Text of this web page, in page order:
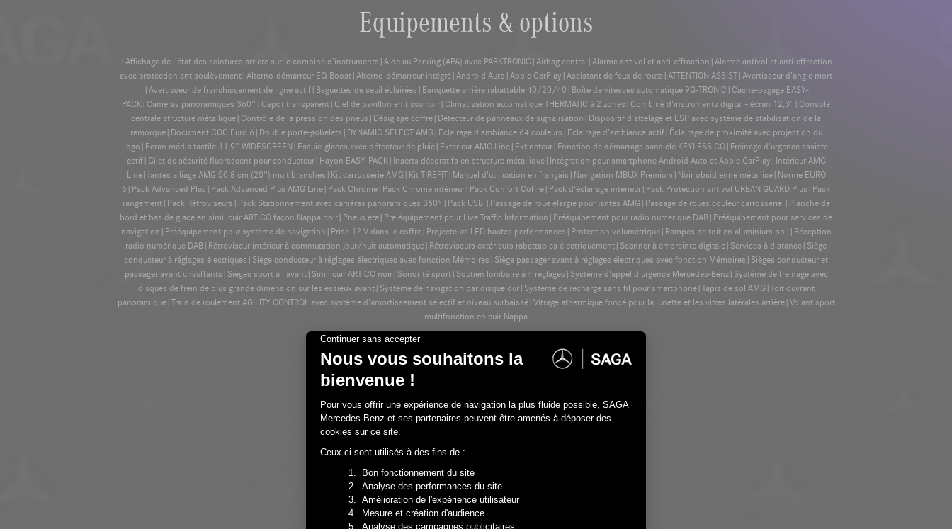
Equipements & options
|Affichage de l’état des ceintures arrière sur le combiné d’instruments|Aide au Parking (APA) avec PARKTRONIC|Airbag central|Alarme antivol et anti-effraction|Alarme antivol et anti-effraction
avec protection antisoulèvement|Alterno-démarreur EQ Boost|Alterno-démarreur intégré|Android Auto|Apple CarPlay|Assistant de feux de route|ATTENTION ASSIST|Avertisseur d'angle mort
|Avertisseur de franchissement de ligne actif|Baguettes de seuil éclairées|Banquette arrière rabattable 40/20/40|Boîte de vitesses automatique 9G-TRONIC|Cache-bagage EASY-
PACK|Caméras panoramiques 360°|Capot transparent|Ciel de pavillon en tissu noir|Climatisation automatique THERMATIC à 2 zones|Combiné d'instruments digital - écran 12,3''|Console
centrale structure métallique|Contrôle de la pression des pneus|Désiglage coffre|Détecteur de panneaux de signalisation|Dispositif d'attelage et ESP avec système de stabilisation de la
remorque|Document COC Euro 6|Double porte-gobelets|DYNAMIC SELECT AMG|Eclairage d’ambiance 64 couleurs|Eclairage d'ambiance actif|Éclairage de proximité avec projection du
logo|Ecran média tactile 11,9'' WIDESCREEN|Essuie-glaces avec détecteur de pluie|Extérieur AMG Line|Extincteur|Fonction de démarrage sans clé KEYLESS GO|Freinage d’urgence assisté
actif|Gilet de sécurité fluorescent pour conducteur|Hayon EASY-PACK|Inserts décoratifs en structure métallique|Intégration pour smartphone Android Auto et Apple CarPlay|Intérieur AMG
Line|Jantes alliage AMG 50.8 cm (20'') multibranches|Kit carrosserie AMG|Kit TIREFIT|Manuel d'utilisation en français|Navigation MBUX Premium|Noir obsidienne métallisé|Norme EURO
6|Pack Advanced Plus|Pack Advanced Plus AMG Line|Pack Chrome|Pack Chrome intérieur|Pack Confort Coffre|Pack d'éclairage intérieur|Pack Protection antivol URBAN GUARD Plus|Pack
rangement|Pack Rétroviseurs|Pack Stationnement avec caméras panoramiques 360°|Pack USB |Passage de roue élargie pour jantes AMG|Passage de roues couleur carrosserie |Planche de
bord et bas de glace en similicuir ARTICO façon Nappa noir|Pneus été|Pré équipement pour Live Traffic Information|Prééquipement pour radio numérique DAB|Prééquipement pour services de
navigation|Prééquipement pour système de navigation|Prise 12 V dans le coffre|Projecteurs LED hautes performances|Protection volumétrique|Rampes de toit en aluminium poli|Réception
radio numérique DAB|Rétroviseur intérieur à commutation jour/nuit automatique|Rétroviseurs extérieurs rabattables électriquement|Scanner à empreinte digitale|Services à distance|Siège
conducteur à réglages électriques|Siège conducteur à réglages électriques avec fonction Mémoires|Siège passager avant à réglages électriques avec fonction Mémoires|Sièges conducteur et
passager avant chauffants|Sièges sport à l'avant|Similicuir ARTICO noir|Sonorité sport|Soutien lombaire à 4 réglages|Système d'appel d'urgence Mercedes-Benz|Système de freinage avec
disques de frein de plus grande dimension sur les essieux avant|Système de navigation par disque dur|Système de recharge sans fil pour smartphone|Tapis de sol AMG|Toit ouvrant
panoramique|Train de roulement AGILITY CONTROL avec système d'amortissement sélectif et niveau surbaissé|Vitrage athermique foncé pour la lunette et les vitres latérales arrière|Volant sport
multifonction en cuir Nappa